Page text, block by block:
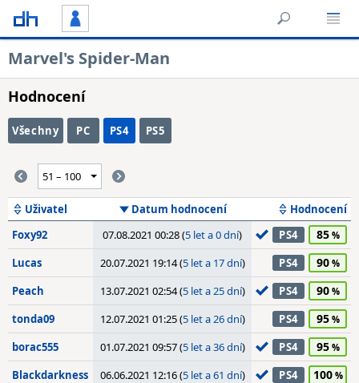
Marvel's Spider-Man
Hodnocení
Všechny PC PS4 PS5
Uživatel Datum hodnocení
Hodnocení
Foxy92
07.08.2021 00:28 (5 let a 0 dní) PS4 85
Lucas 20.07.2021 19:14 (5 let a 17 dní) PS4 90
Peach 13.07.2021 02:54 (5 let a 25 dní) PS4 90
tonda09 12.07.2021 01:25 (5 let a 26 dní) PS4 95
borac555 01.07.2021 09:57 (5 let a 36 dní) PS4 95
Blackdarkness 06.06.2021 12:16 (5 let a 61 dní) PS4 100